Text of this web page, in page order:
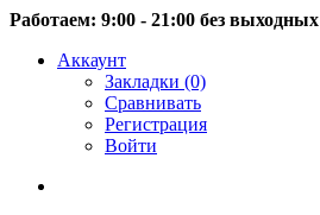
Работаем: 9:00 - 21:00 без выходных
Аккаунт
Закладки (0)
Сравнивать
Регистрация
Войти